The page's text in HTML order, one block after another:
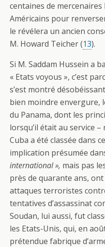
centaines de
Américains pour
le révélera un ancien
M. Howard Teicher (13).
Si M. Saddam Hussein a
« Etats voyous », c’est
s’est montré
bien moindre envergure,
du Panama, dont les
lorsqu’il était au service
Cuba a été classée dans
implication présumée
international », mais pas
près de quarante ans,
attaques terroristes
tentatives d’assassinat
Soudan, lui aussi, fut
les Etats-Unis, qui, en
prétendue fabrique